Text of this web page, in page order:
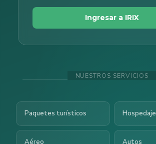
Ingresar a IRIX
NUESTROS SERVICIOS
Paquetes turísticos Hospedaje
Aéreo Autos